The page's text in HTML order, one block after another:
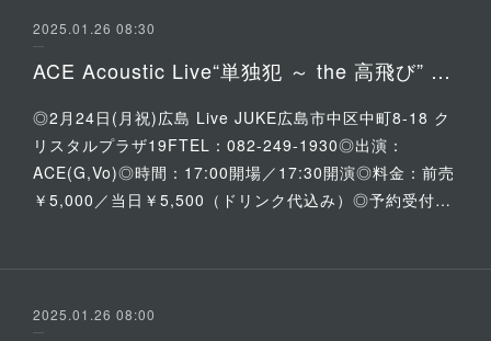
2025.01.26 08:30
ACE Acoustic Live“単独犯 ～ the 高飛び” 『天空の砦 Vol.22』
◎2月24日(月祝)広島 Live JUKE広島市中区中町8-18 ク
リスタルプラザ19FTEL：082-249-1930◎出演：
ACE(G,Vo)◎時間：17:00開場／17:30開演◎料金：前売
￥5,000／当日￥5,500（ドリンク代込み）◎予約受付…
2025.01.26 08:00